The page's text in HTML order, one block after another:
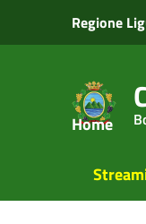
Vai ai contenuti
Vai al menu di
Regione
Home